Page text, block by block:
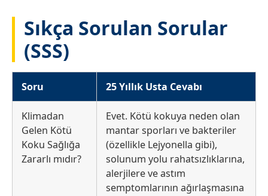
Sıkça Sorulan Sorular
(SSS)
Soru 25 Yıllık Usta Cevabı
Klimadan
Gelen Kötü
Koku Sağlığa
Zararlı mıdır?
Evet. Kötü kokuya neden olan
mantar sporları ve bakteriler
(özellikle Lejyonella gibi),
solunum yolu rahatsızlıklarına,
alerjilere ve astım
semptomlarının ağırlaşmasına